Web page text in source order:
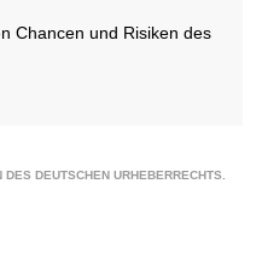
Chancen und Risiken des
DEUTSCHEN URHEBERRECHTS.